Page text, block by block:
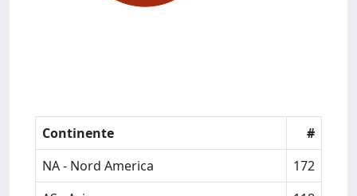
Continente
#
NA - Nord America
172